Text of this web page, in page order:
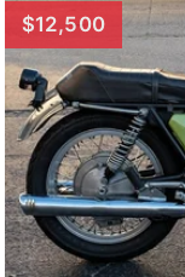
$12,500